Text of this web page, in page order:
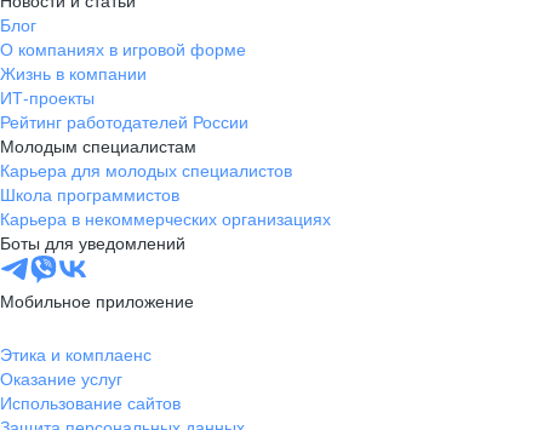
Блог
О компаниях в игровой форме
Жизнь в компании
ИТ-проекты
Рейтинг работодателей России
Молодым специалистам
Карьера для молодых специалистов
Школа программистов
Карьера в некоммерческих организациях
Боты для уведомлений
Мобильное приложение
Этика и комплаенс
Оказание услуг
Использование сайтов